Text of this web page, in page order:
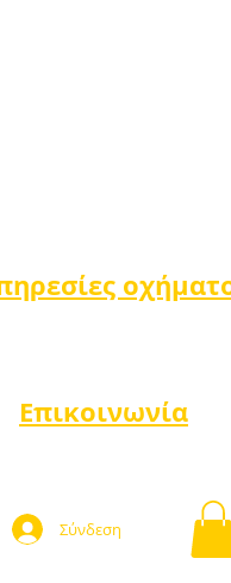
Επικοινωνία
Σύνδεση